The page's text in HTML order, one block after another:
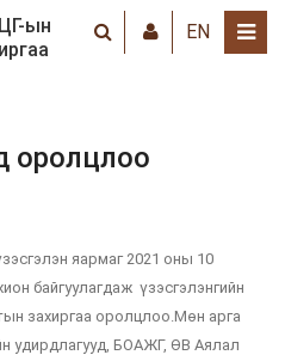
ын
EN
оролцлоо
яармаг 2021 оны 10
байгуулагдаж үзэсгэлэнгийн
захиргаа оролцлоо.Мөн арга
удирдлагууд, БОАЖГ, ӨВ Аялал